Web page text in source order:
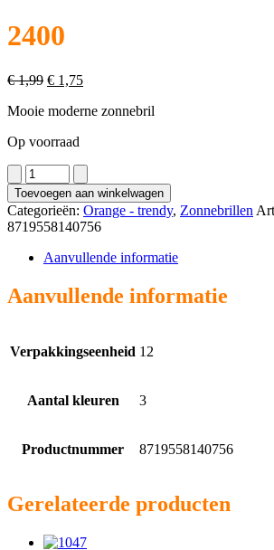
2400
€1,99 Oorspronkelijke
was:
€ 1,75Huidige
is:
Mooie moderne zonnebril
Op voorraad
2400
aantal
Toevoegen aan winkelwagen
Categorieën: Orange - trendy, Zonnebrillen
8719558140756
Aanvullende informatie
Aanvullende informatie
Verpakkingseenheid 12
Aantal kleuren 3
Productnummer 8719558140756
Gerelateerde producten